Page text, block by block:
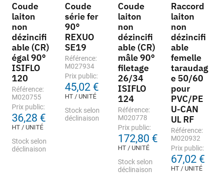
Coude
laiton
non
dézincifi
able (CR)
égal 90°
ISIFLO
120
Référence:
M020755
Prix public:
36,28 €
HT / UNITÉ
Stock selon
déclinaison
Coude
série fer
90°
REXUO
SE19
Référence:
M027934
Prix public:
45,02 €
HT / UNITÉ
Stock selon
déclinaison
Coude
laiton
non
dézincifi
able (CR)
mâle 90°
filetage
26/34
ISIFLO
124
Référence:
M020778
Prix public:
172,80 €
HT / UNITÉ
Stock selon
déclinaison
Raccord
laiton
non
dézincifi
able
femelle
taraudag
e 50/60
pour
PVC/PE
U-CAN
UL RF
Référence:
M020932
Prix public:
67,02 €
HT / UNITÉ